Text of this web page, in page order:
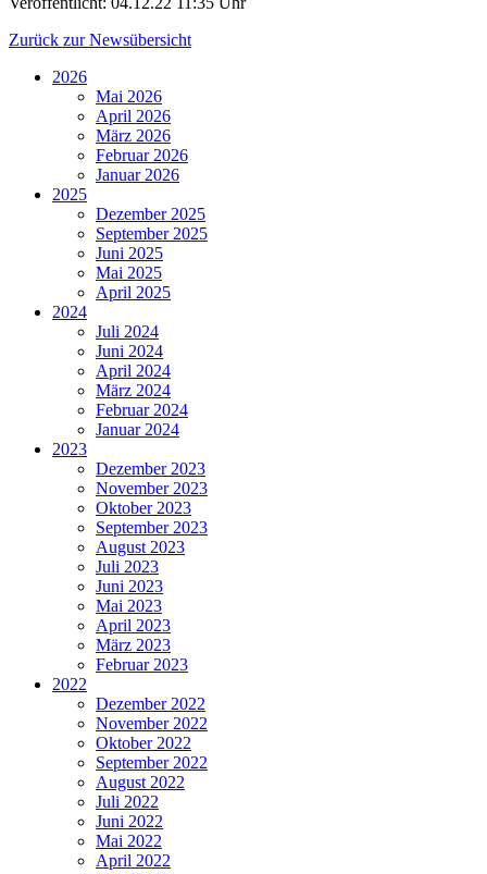
Zurück zur Newsübersicht
2026
Mai 2026
April 2026
März 2026
Februar 2026
Januar 2026
2025
Dezember 2025
September 2025
Juni 2025
Mai 2025
April 2025
2024
Juli 2024
Juni 2024
April 2024
März 2024
Februar 2024
Januar 2024
2023
Dezember 2023
November 2023
Oktober 2023
September 2023
August 2023
Juli 2023
Juni 2023
Mai 2023
April 2023
März 2023
Februar 2023
2022
Dezember 2022
November 2022
Oktober 2022
September 2022
August 2022
Juli 2022
Juni 2022
Mai 2022
April 2022